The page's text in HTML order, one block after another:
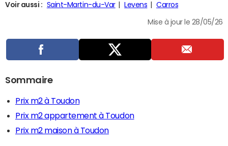
Voir aussi : Saint-Martin-du-Var Levens Carros
Mise à jour le 28/05/26
Sommaire
Prix m2 à Toudon
Prix m2 appartement à Toudon
Prix m2 maison à Toudon